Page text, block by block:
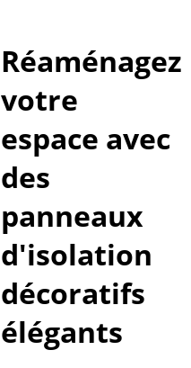
Réaménagez
votre
espace avec
des
panneaux
d'isolation
décoratifs
élégants